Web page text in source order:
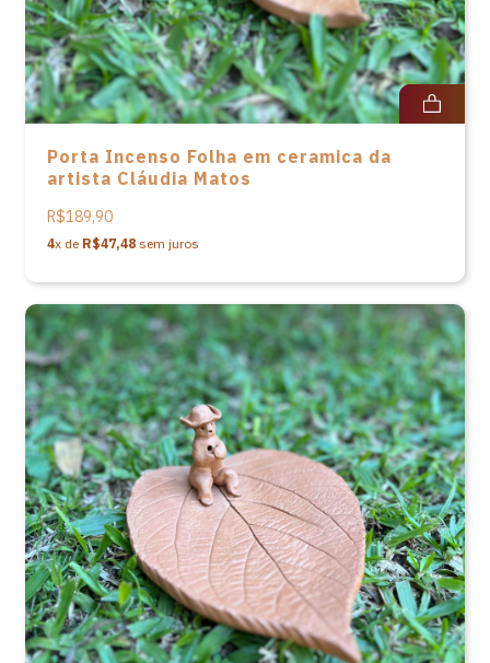
Porta Incenso Folha em ceramica da
artista Cláudia Matos
R$189,90
4x de R$47,48 sem juros